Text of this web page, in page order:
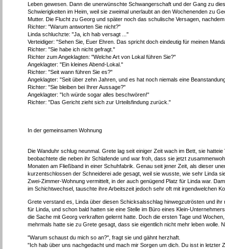
Leben gewesen. Dann die unerwünschte Schwangerschaft und der Gang zu
Schwierigkeiten im Heim, weil sie zweimal unerlaubt an den Wochenenden zu
Mutter. Die Flucht zu Georg und später noch das schulische Versagen,
Richter: "Warum antworten Sie nicht?"
Linda schluchzte: "Ja, ich hab versagt ..."
Verteidiger: "Sehen Sie, Euer Ehren. Das spricht doch eindeutig für meinen
Richter: "Sie habe ich nicht gefragt."
Richter zum Angeklagten: "Welche Art von Lokal führen Sie?"
Angeklagter: "Ein kleines Abend-Lokal."
Richter: "Seit wann führen Sie es?"
Angeklagter: "Seit über zehn Jahren, und es hat noch niemals eine
Richter: "Sie bleiben bei Ihrer Aussage?"
Angeklagter: "Ich würde sogar alles beschwören!"
Richter: "Das Gericht zieht sich zur Urteilsfindung zurück."
In der gemeinsamen Wohnung
Die Wanduhr schlug neunmal. Grete lag seit einiger Zeit wach im Bett, sie
beobachtete die neben ihr Schlafende und war froh, dass sie jetzt
Monaten am Fließband in einer Schuhfabrik. Genau seit jener Zeit, als dieser
kurzentschlossen der Schneiderei ade gesagt, weil sie wusste, wie sehr Linda
Zwei-Zimmer-Wohnung vermittelt, in der auch genügend Platz für Linda war.
im Schichtwechsel, tauschte ihre Arbeitszeit jedoch sehr oft mit irgendwelchen
Grete verstand es, Linda über diesen Schicksalsschlag hinwegzutrösten und
für Linda, und schon bald hatten sie eine Stelle im Büro eines Klein-
die Sache mit Georg verkraften gelernt hatte. Doch die ersten Tage und
mehrmals hatte sie zu Grete gesagt, dass sie eigentlich nicht mehr leben wolle.
"Warum schaust du mich so an?", fragt sie und gähnt herzhaft.
"Ich hab über uns nachgedacht und mach mir Sorgen um dich. Du isst in letzter